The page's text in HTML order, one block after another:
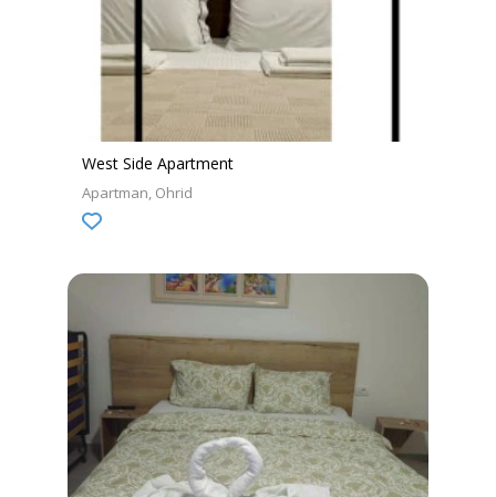
West Side Apartment
Apartman Ohrid